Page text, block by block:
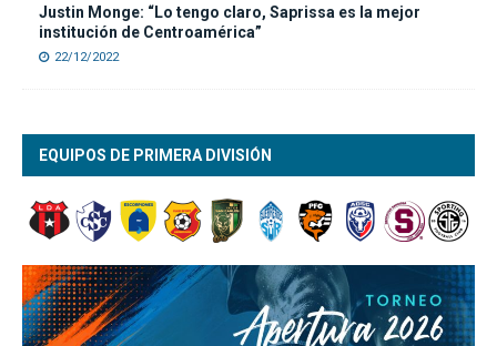
Justin Monge: “Lo tengo claro, Saprissa es la mejor
institución de Centroamérica”
22/12/2022
EQUIPOS DE PRIMERA DIVISIÓN